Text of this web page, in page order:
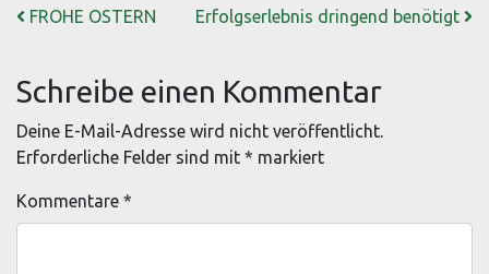
Beitrags-Navigation
FROHE OSTERN Erfolgserlebnis dringend benötigt
Schreibe einen Kommentar
Deine E-Mail-Adresse wird nicht veröffentlicht.
Erforderliche Felder sind mit * markiert
Kommentare *